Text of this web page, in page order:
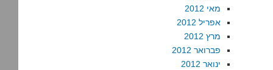
מאי 2012
אפריל 2012
מרץ 2012
פברואר 2012
ינואר 2012